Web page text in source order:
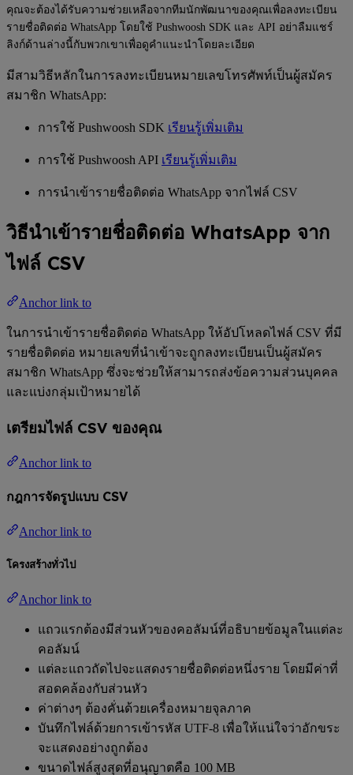
คุณจะต้องได้รับความช่วยเหลือจากทีมนักพัฒนาของคุณเพื่อลงทะเบียน
รายชื่อติดต่อ WhatsApp โดยใช้ Pushwoosh SDK และ API อย่าลืมแชร์
ลิงก์ด้านล่างนี้กับพวกเขาเพื่อดูคำแนะนำโดยละเอียด
มีสามวิธีหลักในการลงทะเบียนหมายเลขโทรศัพท์เป็นผู้สมัคร
สมาชิก WhatsApp:
การใช้ Pushwoosh SDK เรียนรู้เพิ่มเติม
การใช้ Pushwoosh API เรียนรู้เพิ่มเติม
การนำเข้ารายชื่อติดต่อ WhatsApp จากไฟล์ CSV
วิธีนำเข้ารายชื่อติดต่อ WhatsApp จาก
ไฟล์ CSV
Anchor link to
ในการนำเข้ารายชื่อติดต่อ WhatsApp ให้อัปโหลดไฟล์ CSV ที่มี
รายชื่อติดต่อ หมายเลขที่นำเข้าจะถูกลงทะเบียนเป็นผู้สมัคร
สมาชิก WhatsApp ซึ่งจะช่วยให้สามารถส่งข้อความส่วนบุคคล
และแบ่งกลุ่มเป้าหมายได้
เตรียมไฟล์ CSV ของคุณ
Anchor link to
กฎการจัดรูปแบบ CSV
Anchor link to
โครงสร้างทั่วไป
Anchor link to
แถวแรกต้องมีส่วนหัวของคอลัมน์ที่อธิบายข้อมูลในแต่ละ
คอลัมน์
แต่ละแถวถัดไปจะแสดงรายชื่อติดต่อหนึ่งราย โดยมีค่าที่
สอดคล้องกับส่วนหัว
ค่าต่างๆ ต้องคั่นด้วยเครื่องหมายจุลภาค
บันทึกไฟล์ด้วยการเข้ารหัส UTF-8 เพื่อให้แน่ใจว่าอักขระ
จะแสดงอย่างถูกต้อง
ขนาดไฟล์สูงสุดที่อนุญาตคือ 100 MB